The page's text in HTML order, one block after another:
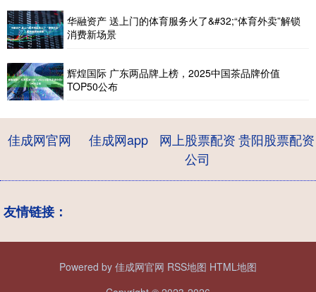
华融资产 送上门的体育服务火了&#32;“体育外卖”解锁
消费新场景
辉煌国际 广东两品牌上榜，2025中国茶品牌价值
TOP50公布
佳成网官网 佳成网app
网上股票配资
公司
贵阳股票配资
友情链接：
Powered by 佳成网官网 RSS地图 HTML地图